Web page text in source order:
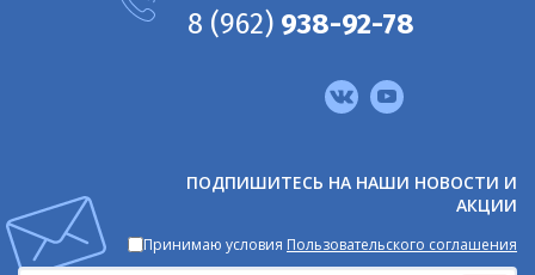
ПОДПИШИТЕСЬ НА НАШИ НОВОСТИ И
АКЦИИ
Принимаю условия Пользовательского соглашения
8 (962) 938-92-78